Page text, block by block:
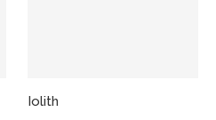
Iolith